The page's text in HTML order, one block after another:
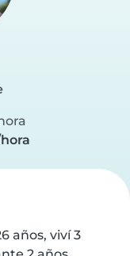
años, viví 3